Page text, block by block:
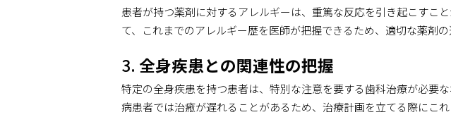
患者が持つ薬剤に対するアレルギーは、重篤な反応を引き起こすこ
て、これまでのアレルギー歴を医師が把握できるため、適切な薬剤の
3. 全身疾患との関連性の把握
特定の全身疾患を持つ患者は、特別な注意を要する歯科治療が必要
病患者では治癒が遅れることがあるため、治療計画を立てる際にこれ